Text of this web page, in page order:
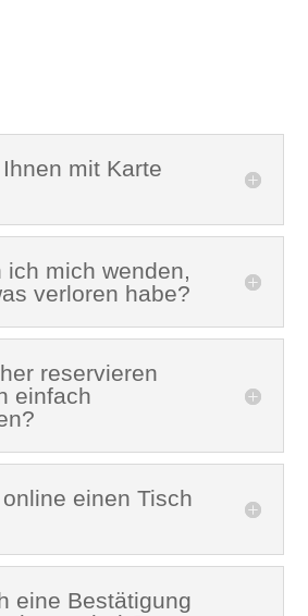
mit Karte
ich mich wenden,
verloren habe?
reservieren
einfach
einen Tisch
eine Bestätigung